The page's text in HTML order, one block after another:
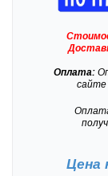
Оплата:
сайте
Цена